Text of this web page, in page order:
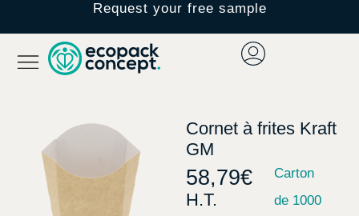
Request your free sample
Cornet à frites Kraft
GM
58,79€
H.T.
Carton
de 1000